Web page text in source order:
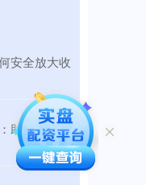
安全放大收
助您把握市